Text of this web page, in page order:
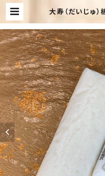
大寿（だいじゅ）